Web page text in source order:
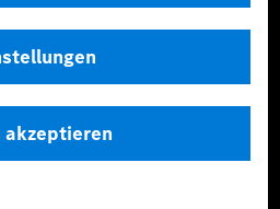
Alle Rechte vorbehalten.
werden.